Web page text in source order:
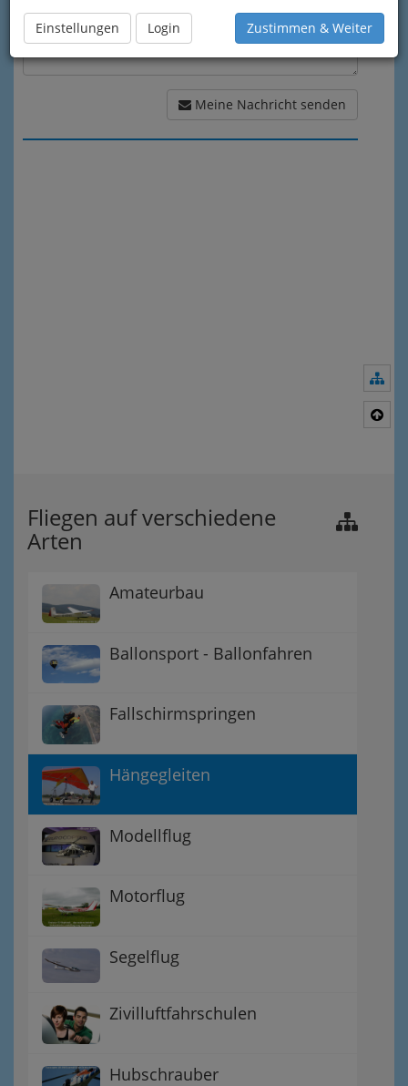
Einstellungen Login Zustimmen & Weiter
Meine Nachricht senden
Fliegen auf verschiedene
Arten
Amateurbau
Ballonsport - Ballonfahren
Fallschirmspringen
Hängegleiten
Modellflug
Motorflug
Segelflug
Zivilluftfahrschulen
Hubschrauber